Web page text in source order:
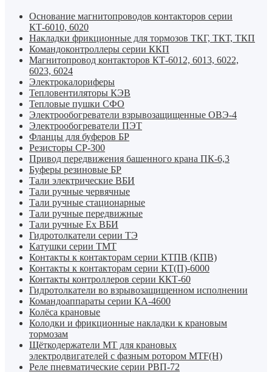
Основание магнитопроводов контакторов серии
КТ-6010, 6020
Накладки фрикционные для тормозов ТКГ, ТКТ, ТКП
Командоконтроллеры серии ККП
Магнитопровод контакторов КТ-6012, 6013, 6022,
6023, 6024
Электрокалориферы
Тепловентиляторы КЭВ
Тепловые пушки СФО
Электрообогреватели взрывозащищенные ОВЭ-4
Электрообогреватели ПЭТ
Фланцы для буферов БР
Резисторы СР-300
Привод передвижения башенного крана ПК-6,3
Буферы резиновые БР
Тали электрические ВБИ
Тали ручные червячные
Тали ручные стационарные
Тали ручные передвижные
Тали ручные Ех ВБИ
Гидротолкатели серии ТЭ
Катушки серии ТМТ
Контакты к контакторам серии КТПВ (КПВ)
Контакты к контакторам серии КТ(П)-6000
Контакты контроллеров серии ККТ-60
Гидротолкатели во взрывозащищенном исполнении
Командоаппараты серии КА-4600
Колёса крановые
Колодки и фрикционные накладки к крановым
тормозам
Щёткодержатели МТ для крановых
электродвигателей с фазным ротором МТF(Н)
Реле пневматические серии РВП-72